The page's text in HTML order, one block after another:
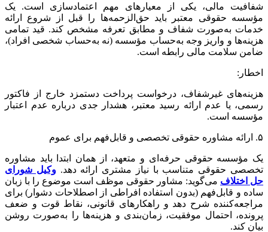
شفافیت مالی، یکی از معیارهای مهم اعتمادسازی است. یک
مؤسسه حقوقی معتبر باید حق‌الزحمه‌ها را قبل از شروع ارائه
خدمات به‌صورت شفاف و مطابق تعرفه مشخص کند. قید تمامی
هزینه‌ها و واریز وجه به‌حساب مؤسسه (نه به‌حساب شخصی افراد)،
ضامن سلامت مالی رابطه است.
اخطار:
هزینه‌های غیرشفاف، درخواست پرداخت دستمزد خارج از فاکتور
رسمی، یا عدم ارائه رسید معتبر، هشدار جدی درباره عدم اعتبار
مؤسسه است.
۵. ارائه مشاوره حقوقی تخصصی و قابل‌فهم برای عموم
یک مؤسسه حقوقی حرفه‌ای و متعهد، از همان ابتدا باید مشاوره
تخصصی حقوقی متناسب با نیاز مشتری ارائه دهد.وکیل شورای
حل اختلاف می‌گوید: مشاور حقوقی موظف است موضوع را با زبان
ساده و قابل‌فهم (بدون استفاده افراطی از اصطلاحات دشوار) برای
مراجعه‌کننده شرح دهد و راهکارهای قانونی، نقاط قوت و ضعف
پرونده، احتمال موفقیت، زمان‌بندی و هزینه‌ها را به‌صورت روشن
بیان کند.